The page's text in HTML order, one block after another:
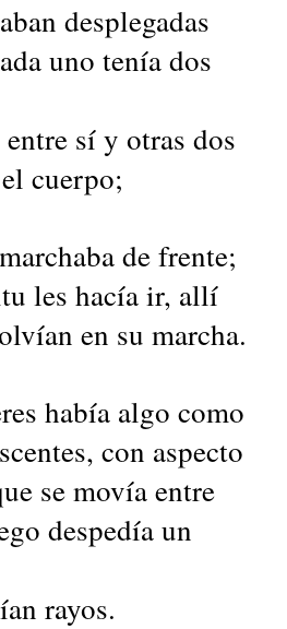
desplegadas
uno tenía dos
sí y otras dos
cuerpo;
de frente;
les hacía ir, allí
en su marcha.
había algo como
con aspecto
se movía entre
despedía un
rayos.